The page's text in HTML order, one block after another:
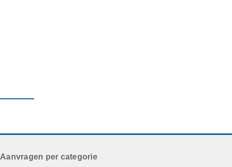
Aanvragen per categorie